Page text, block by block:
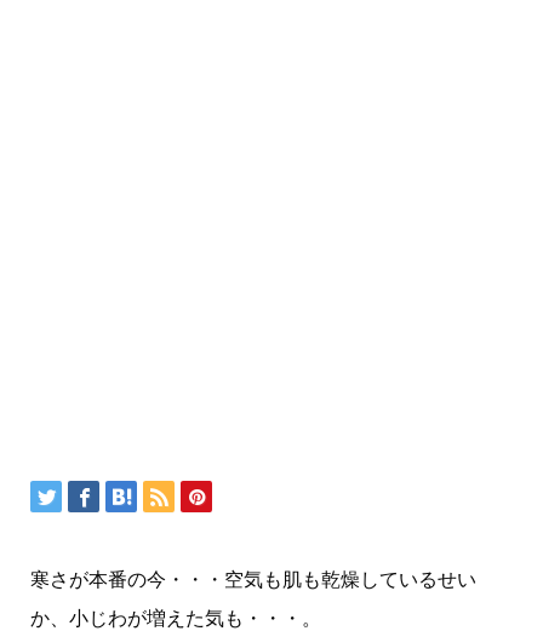
寒さが本番の今・・・空気も肌も乾燥しているせい
か、小じわが増えた気も・・・。